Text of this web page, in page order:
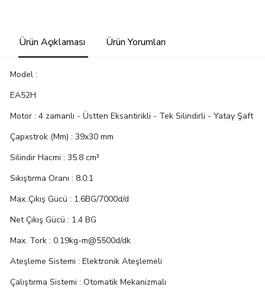
Ürün Açıklaması Ürün Yorumları
Model :
EA52H
Motor : 4 zamanlı - Üstten Eksantirikli - Tek Silindirli - Yatay Şaft
Çapxstrok (Mm) : 39x30 mm
Silindir Hacmi : 35.8 cm³
Sıkıştırma Oranı : 8.0:1
Max..Çıkış Gücü : 1.6BG/7000d/d
Net Çıkış Gücü : 1.4 BG
Max. Tork : 0.19kg-m@5500d/dk
Ateşleme Sistemi : Elektronik Ateşlemeli
Çalıştırma Sistemi : Otomatik Mekanizmalı